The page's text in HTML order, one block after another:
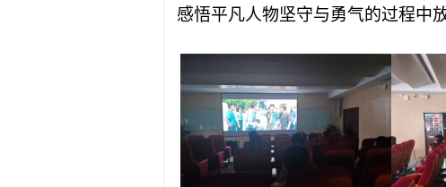
感悟平凡人物坚守与勇气的过程中